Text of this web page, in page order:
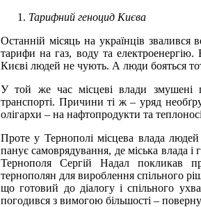
Тарифний геноцид Києва
Останній місяць на українців
тарифи на газ, воду та
Києві людей не чують. А люди бояться
У той же час місцеві влади змушені
транспорті. Причини ті ж – уряд
олігархи – на нафтопродукти та
Проте у Тернополі місцева влада
панує самоврядування, де міська влада
Тернополя Сергій Надал покликав
тернополян для вироблення спільного
що готовий до діалогу і спільного
погодився з вимогою більшості –